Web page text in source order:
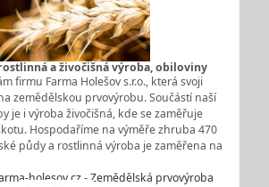
a živočišná výroba, obiloviny
firmu Farma Holešov s.r.o., která svoji
zemědělskou prvovýrobu. Součástí naší
je i výroba živočišná, kde se zaměřuje
Hospodaříme na výměře zhruba 470
půdy a rostlinná výroba je zaměřena na
holesov.cz - Zemědělská prvovýroba